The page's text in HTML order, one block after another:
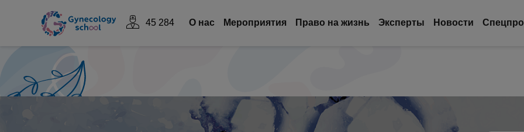
45 284 О нас Mероприятия Право на жизнь Эксперты Новости